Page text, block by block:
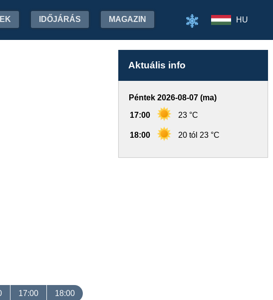
IDŐJÁRÁS MAGAZIN HU
Aktuális info
Péntek 2026-08-07 (ma)
17:00 23 °C
18:00 20 tól 23 °C
17:00 18:00